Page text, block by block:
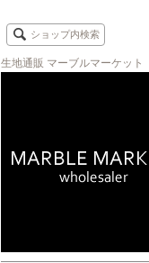
ショップ内検索
生地通販 マーブルマーケット